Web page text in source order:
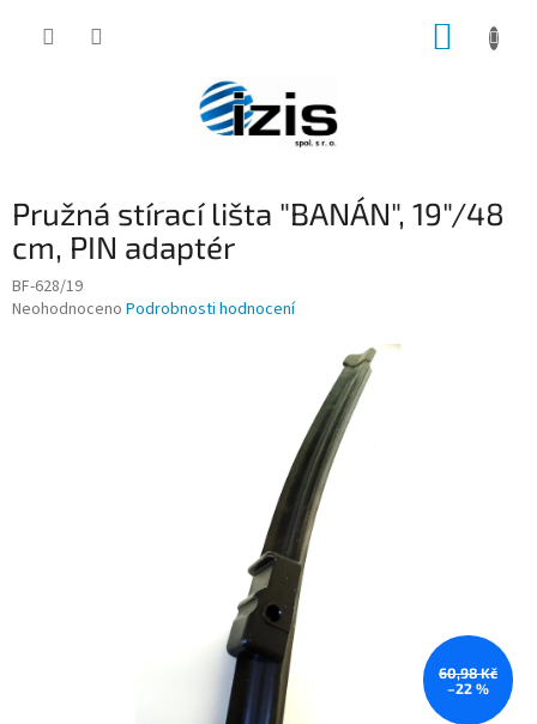
Pružná stírací lišta "BANÁN", 19"/48
cm, PIN adaptér
BF-628/19
Průměrné
Neohodnoceno Podrobnosti hodnocení
60,98 Kč
–22 %